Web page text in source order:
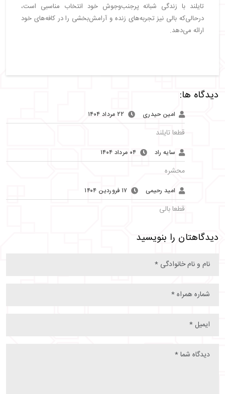
تایلند با زندگی شبانه پرجنب‌وجوش خود انتخاب مناسبی است،
درحالی‌که بالی نیز تجربه‌های زنده و آرامش‌بخشی را در کافه‌های خود
ارائه می‌دهد.
دیدگاه ها:
امین حیدری ۲۲ مرداد ۱۴۰۴
قطعا تایلند
سایه راد ۰۴ مرداد ۱۴۰۴
محشره
امید رحیمی ۱۷ فروردین ۱۴۰۴
قطعا بالی
دیدگاهتان را بنویسید